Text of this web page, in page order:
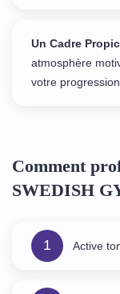
Un Cadre
atmosphère
votre progression.
Comment
SWEDISH
1 Active